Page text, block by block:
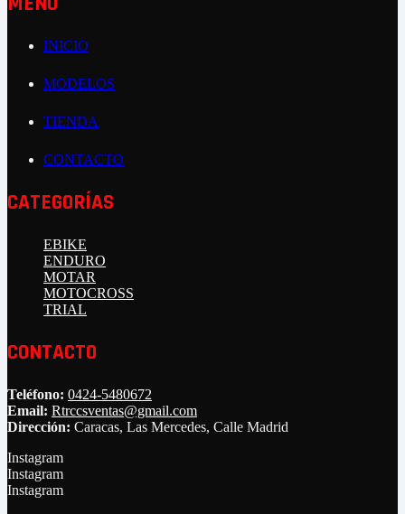
INICIO
MODELOS
TIENDA
CONTACTO
CATEGORÍAS
EBIKE
ENDURO
MOTAR
MOTOCROSS
TRIAL
CONTACTO
Teléfono: 0424-5480672
Email: Rtrccsventas@gmail.com
Dirección: Caracas, Las Mercedes, Calle Madrid
Instagram
Instagram
Instagram